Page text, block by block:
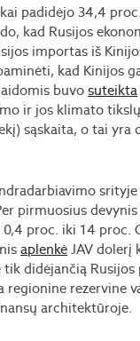
padidėjo 34,4
kad Rusijos
importas iš
kad Kinijos
buvosuteikta
ir jos klimato
sąskaita, o tai yra
pirmuosius
0,4 proc. iki 14 proc.
aplenkė JAV dolerį
tik didėjančią
rezervine
architektūroje.